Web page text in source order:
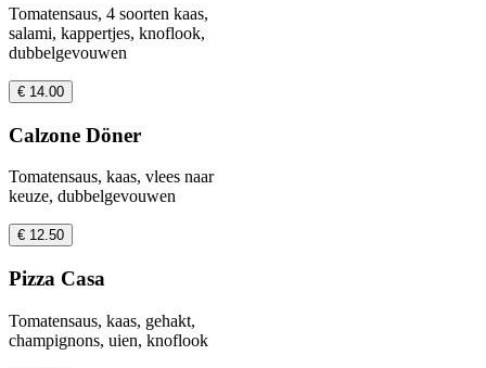
Tomatensaus, 4 soorten kaas,
salami, kappertjes, knoflook,
dubbelgevouwen
€ 14.00
Calzone Döner
Tomatensaus, kaas, vlees naar
keuze, dubbelgevouwen
€ 12.50
Pizza Casa
Tomatensaus, kaas, gehakt,
champignons, uien, knoflook